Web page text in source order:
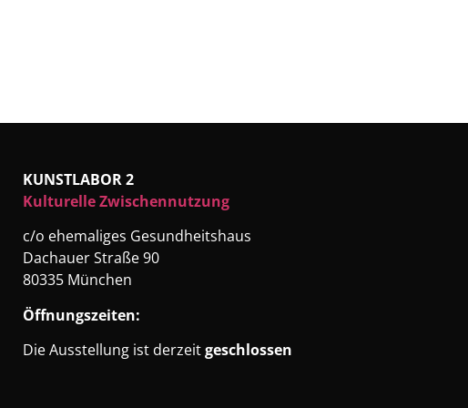
KUNSTLABOR 2
Kulturelle Zwischennutzung
c/o ehemaliges Gesundheitshaus
Dachauer Straße 90
80335 München
Öffnungszeiten:
Die Ausstellung ist derzeitgeschlossen